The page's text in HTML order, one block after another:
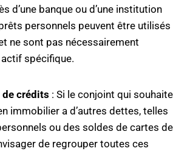
d’une banque ou d’une institution
personnels peuvent être utilisés
ne sont pas nécessairement
spécifique.
de crédits : Si le conjoint qui souhaite
immobilier a d’autres dettes, telles
ou des soldes de cartes de
de regrouper toutes ces